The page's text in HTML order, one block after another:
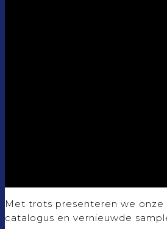
Met trots presenteren we
catalogus en vernieuwde